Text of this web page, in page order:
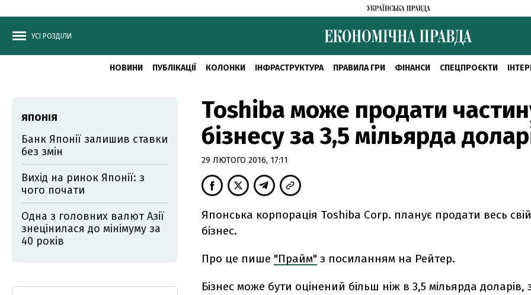
УСІ РОЗДІЛИ
НОВИНИ ПУБЛІКАЦІЇ КОЛОНКИ ІНФРАСТРУКТУРА ПРАВИЛА ГРИ ФІНАНСИ СПЕЦПРОЄКТИ
Toshiba може продати
бізнесу за 3,5 мільярда
29 ЛЮТОГО 2016, 17:11
Японська корпорація Toshiba Corp. планує продати весь
бізнес.
Про це пише "Прайм" з посиланням на Рейтер.
Бізнес може бути оцінений більш ніж в 3,5 мільярда доларів,
ЯПОНІЯ
Банк Японії залишив ставки
без змін
Вихід на ринок Японії: з
чого почати
Одна з головних валют Азії
знецінилася до мінімуму за
40 років